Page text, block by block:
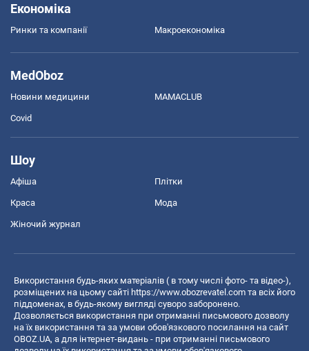
Економіка
Ринки та компанії Макроекономіка
MedOboz
Новини медицини MAMACLUB
Covid
Шоу
Афіша Плітки
Краса Мода
Жіночий журнал
Використання будь-яких матеріалів ( в тому числі фото- та відео-),
розміщених на цьому сайті https://www.obozrevatel.com та всіх його
піддоменах, в будь-якому вигляді суворо заборонено.
Дозволяється використання при отриманні письмового дозволу
на їх використання та за умови обов'язкового посилання на сайт
OBOZ.UA, а для інтернет-видань - при отриманні письмового